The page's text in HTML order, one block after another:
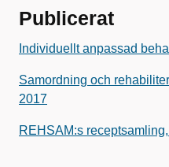
Publicerat
Individuellt anpassad
Samordning och
2017
REHSAM:s